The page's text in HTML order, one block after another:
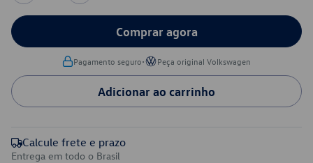
Comprar agora
Pagamento seguro• Peça original Volkswagen
Adicionar ao carrinho
Calcule frete e prazo
Entrega em todo o Brasil